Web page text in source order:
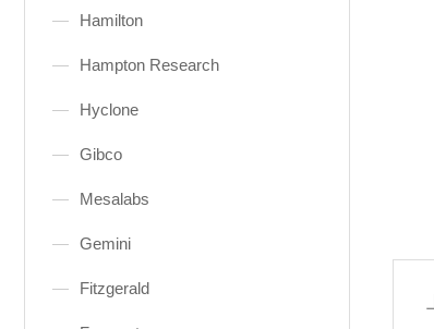
Hamilton
Hampton Research
Hyclone
Gibco
Mesalabs
Gemini
Fitzgerald